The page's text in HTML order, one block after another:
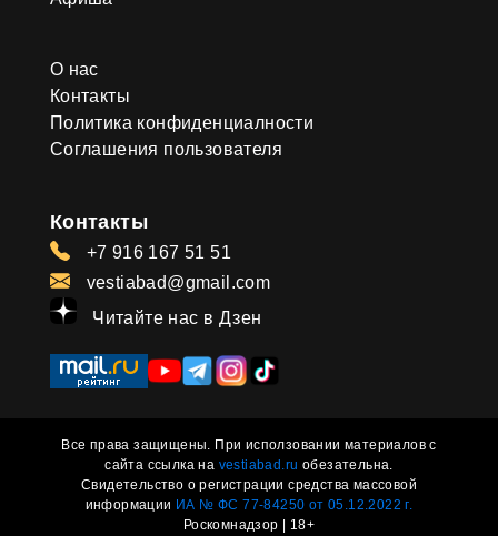
О нас
Контакты
Политика конфиденциалности
Соглашения пользователя
Контакты
+7 916 167 51 51
vestiabad@gmail.com
Читайте нас в Дзен
Все права защищены. При исползовании материалов с
сайта ссылка на vestiabad.ru обезательна.
Свидетельство о регистрации средства массовой
информации ИА № ФС 77-84250 от 05.12.2022 г.
Роскомнадзор | 18+